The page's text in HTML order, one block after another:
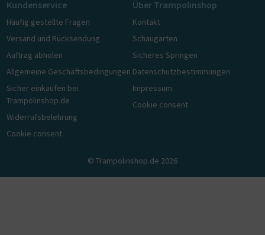
Kundenservice
Häufig gestellte Fragen
Versand und Rücksendung
Auftrag abholen
Allgemeine Geschäftsbedingungen
Sicher einkaufen bei
Trampolinshop.de
Widerrufsbelehrung
Cookie consent
Über Trampolinshop
Kontakt
Schaugarten
Sicheres Springen
Datenschutzbestimmungen
Impressum
Cookie consent
© Trampolinshop.de 2026